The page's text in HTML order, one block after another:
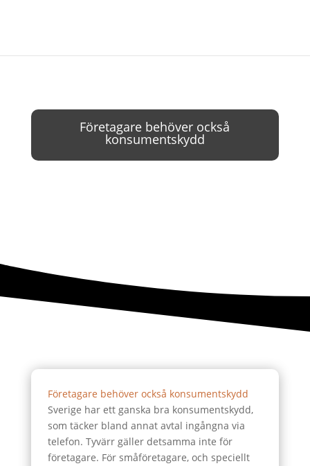
Företagare behöver också
konsumentskydd
Företagare behöver också konsumentskydd
Sverige har ett ganska bra konsumentskydd,
som täcker bland annat avtal ingångna via
telefon. Tyvärr gäller detsamma inte för
företagare. För småföretagare, och speciellt